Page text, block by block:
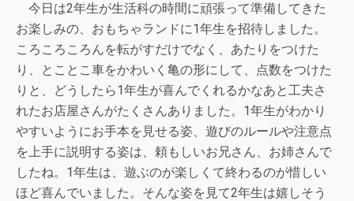
今日は2年生が生活科の時間に頑張って準備してきた
お楽しみの、おもちゃランドに1年生を招待しました。
ころころころんを転がすだけでなく、あたりをつけた
り、とことこ車をかわいく亀の形にして、点数をつけた
りと、どうしたら1年生が喜んでくれるかなあと工夫さ
れたお店屋さんがたくさんありました。1年生がわかり
やすいようにお手本を見せる姿、遊びのルールや注意点
を上手に説明する姿は、頼もしいお兄さん、お姉さんで
したね。1年生は、遊ぶのが楽しくて終わるのが惜しい
ほど喜んでいました。そんな姿を見て2年生は嬉しそう